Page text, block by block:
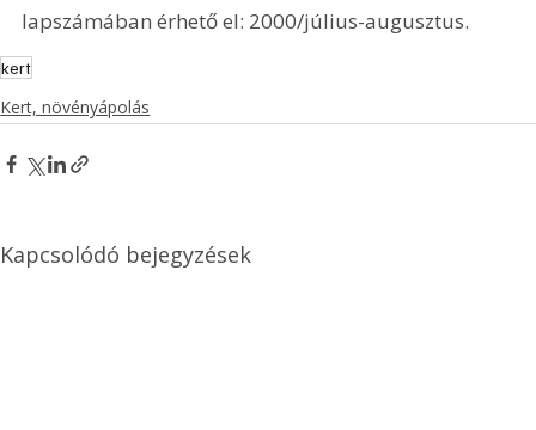
lapszámában érhető el: 2000/július-augusztus.
kert
Kert, növényápolás
Kapcsolódó bejegyzések